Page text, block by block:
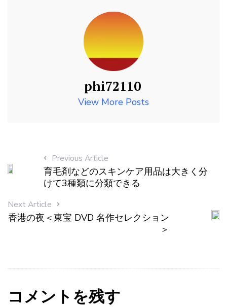
phi72110
View More Posts
Previous Article
育毛剤などのスキンケア用品は大きく分
けて3種類に分類できる
Next Article
香港の夜＜東宝 DVD 名作セレクション
＞
コメントを残す